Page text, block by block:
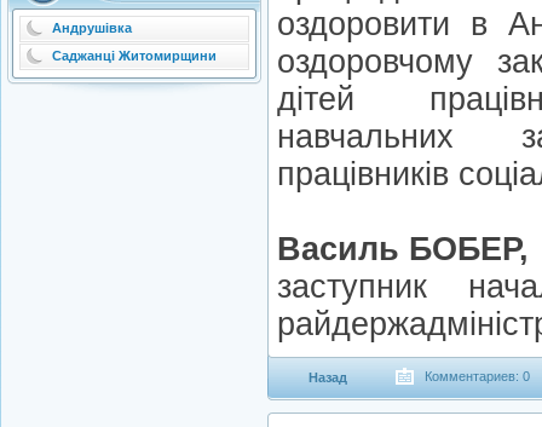
Андрушівка
Саджанці Житомирщини
оздоровити в
оздоровчому
дітей
навчальних
працівників
Василь БОБЕР,
заступник
Назад Комментариев: 0